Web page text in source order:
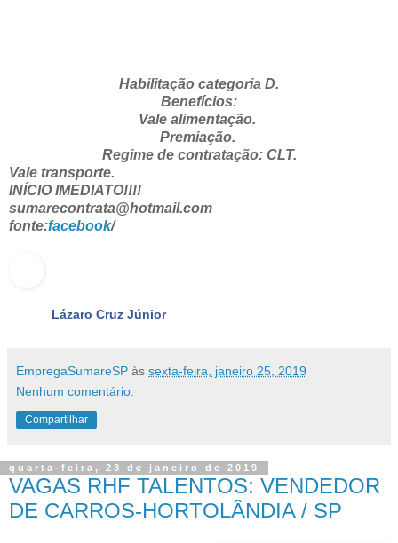
Habilitação categoria D.
Benefícios:
Vale alimentação.
Premiação.
Regime de contratação: CLT.
Vale transporte.
INÍCIO IMEDIATO!!!!
sumarecontrata@hotmail.com
fonte:facebook/
Lázaro Cruz Júnior
EmpregaSumareSP às sexta-feira, janeiro 25, 2019
Nenhum comentário:
Compartilhar
quarta-feira, 23 de janeiro de 2019
VAGAS RHF TALENTOS: VENDEDOR
DE CARROS-HORTOLÂNDIA / SP